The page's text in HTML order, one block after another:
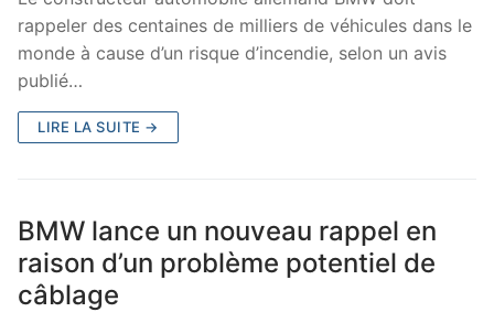
rappeler des centaines de milliers de véhicules dans le
monde à cause d’un risque d’incendie, selon un avis
publié…
LIRE LA SUITE →
BMW lance un nouveau rappel en
raison d’un problème potentiel de
câblage